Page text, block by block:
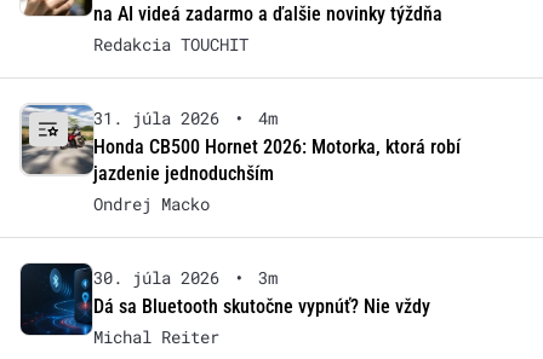
na AI videá zadarmo a ďalšie novinky týždňa
Redakcia TOUCHIT
31. júla 2026 •
4m
Honda CB500 Hornet 2026: Motorka, ktorá robí
jazdenie jednoduchším
Ondrej Macko
30. júla 2026 •
3m
Dá sa Bluetooth skutočne vypnúť? Nie vždy
Michal Reiter